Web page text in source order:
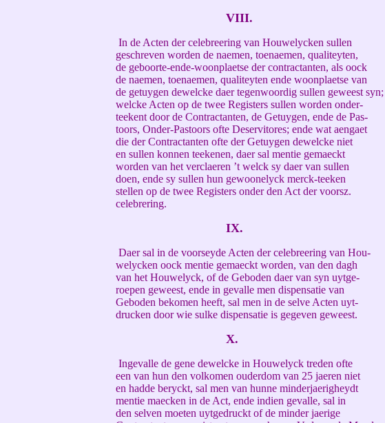
VIII.
In de Acten der celebreering van Houwelycken sullen
geschreven worden de naemen, toenaemen, qualiteyten,
de geboorte-ende-woonplaetse der contractanten, als oock
de naemen, toenaemen, qualiteyten ende woonplaetse van
de getuygen dewelcke daer tegenwoordig sullen geweest syn;
welcke Acten op de twee Registers sullen worden onder-
teekent door de Contractanten, de Getuygen, ende de Pas-
toors, Onder-Pastoors ofte Deservitores; ende wat aengaet
die der Contractanten ofte der Getuygen dewelcke niet
en sullen konnen teekenen, daer sal mentie gemaeckt
worden van het verclaeren ’t welck sy daer van sullen
doen, ende sy sullen hun gewoonelyck merck-teeken
stellen op de twee Registers onder den Act der voorsz.
celebrering.
IX.
Daer sal in de voorseyde Acten der celebreering van Hou-
welycken oock mentie gemaeckt worden, van den dagh
van het Houwelyck, of de Geboden daer van syn uytge-
roepen geweest, ende in gevalle men dispensatie van
Geboden bekomen heeft, sal men in de selve Acten uyt-
drucken door wie sulke dispensatie is gegeven geweest.
X.
Ingevalle de gene dewelcke in Houwelyck treden ofte
een van hun den volkomen ouderdom van 25 jaeren niet
en hadde beryckt, sal men van hunne minderjaerigheydt
mentie maecken in de Act, ende indien gevalle, sal in
den selven moeten uytgedruckt of de minder jaerige